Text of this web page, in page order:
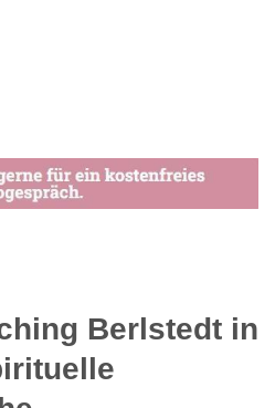
Berlstedt in